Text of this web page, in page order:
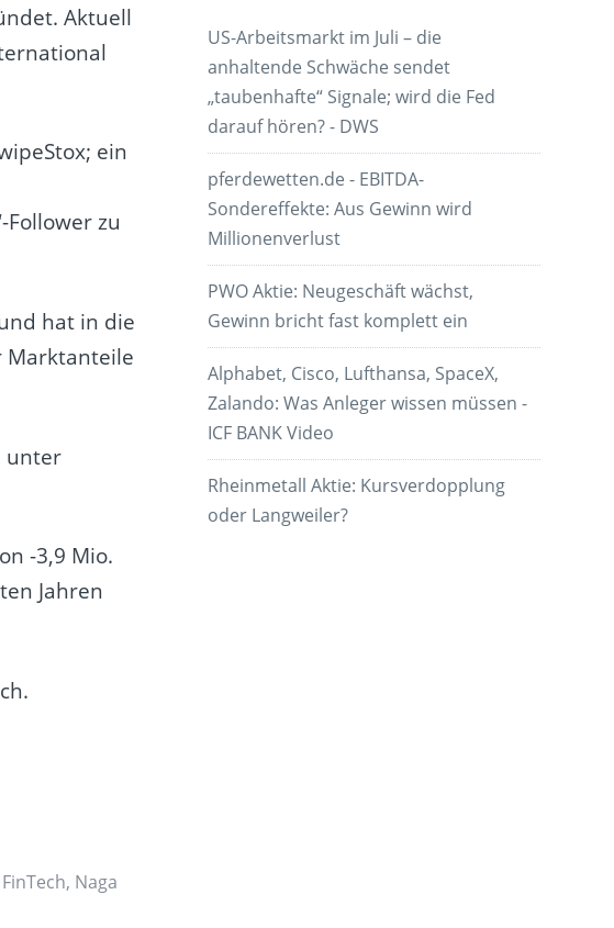
Aktuell
ein
zu
hat in die
Marktanteile
unter
-3,9 Mio.
Jahren
FinTech, Naga
US-Arbeitsmarkt im Juli – die
anhaltende Schwäche sendet
„taubenhafte“ Signale; wird die Fed
darauf hören? - DWS
pferdewetten.de - EBITDA-
Sondereffekte: Aus Gewinn wird
Millionenverlust
PWO Aktie: Neugeschäft wächst,
Gewinn bricht fast komplett ein
Alphabet, Cisco, Lufthansa, SpaceX,
Zalando: Was Anleger wissen müssen -
ICF BANK Video
Rheinmetall Aktie: Kursverdopplung
oder Langweiler?